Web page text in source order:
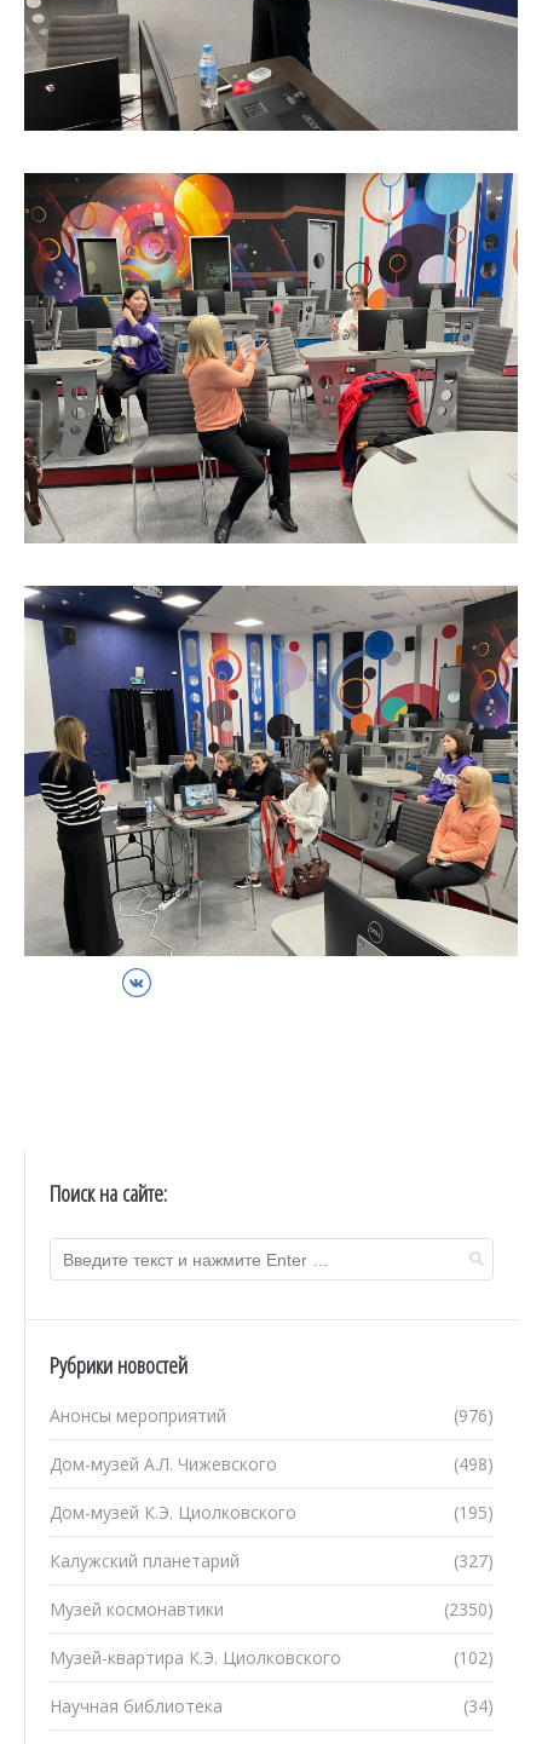
ВКонтакте
Поиск на сайте:
Рубрики новостей
(976)
Анонсы мероприятий
(498)
Дом-музей А.Л. Чижевского
(195)
Дом-музей К.Э. Циолковского
(327)
Калужский планетарий
(2350)
Музей космонавтики
(102)
Музей-квартира К.Э. Циолковского
(34)
Научная библиотека